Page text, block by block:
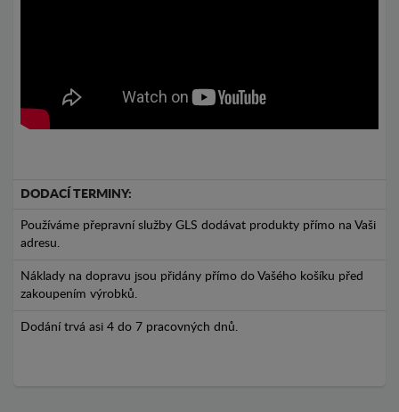
DODACÍ TERMINY:
Používáme přepravní služby GLS dodávat produkty přímo na Vaši
adresu.
Náklady na dopravu jsou přidány přímo do Vašého košíku před
zakoupením výrobků.
Dodání trvá asi 4 do 7 pracovných dnů.